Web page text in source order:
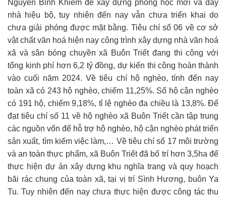
Nguyễn Bỉnh Khiêm để xây dựng phòng học mới và dãy
nhà hiệu bộ, tuy nhiên đến nay vẫn chưa triển khai do
chưa giải phóng được mặt bằng. Tiêu chí số 06 về cơ sở
vật chất văn hoá hiện nay công trình xây dựng nhà văn hoá
xã và sân bóng chuyền xã Buôn Triết đang thi công với
tổng kinh phí hơn 6,2 tỷ đồng, dự kiến thi công hoàn thành
vào cuối năm 2024. Về tiêu chí hộ nghèo, tính đến nay
toàn xã có 243 hộ nghèo, chiếm 11,25%. Số hộ cận nghèo
có 191 hộ, chiếm 9,18%, tỉ lệ nghèo đa chiều là 13,8%. Để
đạt tiêu chí số 11 về hộ nghèo xã Buôn Triết cần tập trung
các nguồn vốn để hỗ trợ hộ nghèo, hộ cận nghèo phát triển
sản xuất, tìm kiếm việc làm,… Về tiêu chí số 17 môi trường
và an toàn thực phẩm, xã Buôn Triết đã bố trí hơn 3,5ha để
thực hiện dự án xây dựng khu nghĩa trang và quy hoạch
bãi rác chung của toàn xã, tại vị trí Sình Hương, buôn Ya
Tu. Tuy nhiên đến nay chưa thực hiện được công tác thu